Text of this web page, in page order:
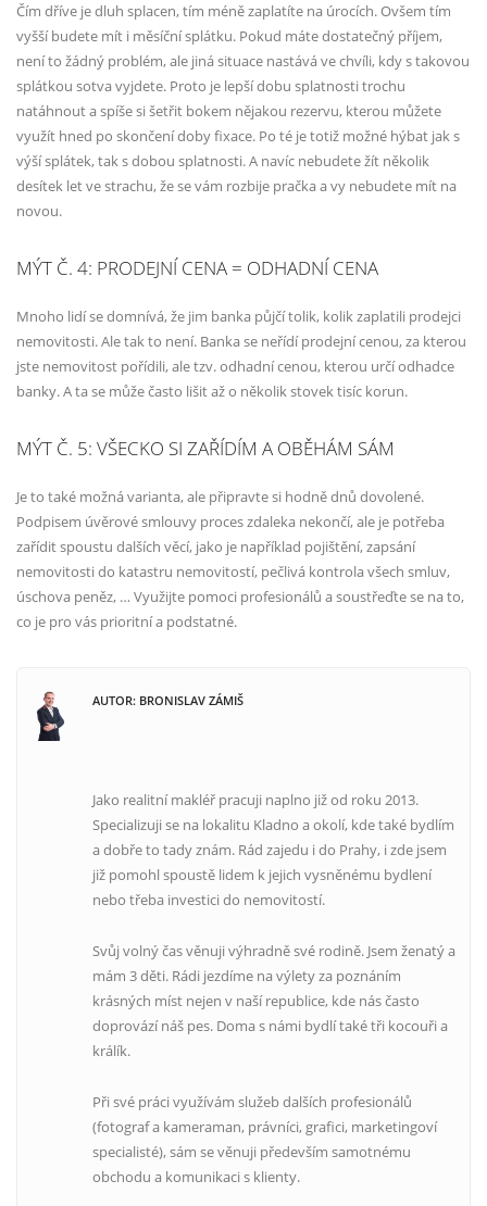
Čím dříve je dluh splacen, tím méně zaplatíte na úrocích. Ovšem tím
vyšší budete mít i měsíční splátku. Pokud máte dostatečný příjem,
není to žádný problém, ale jiná situace nastává ve chvíli, kdy s takovou
splátkou sotva vyjdete. Proto je lepší dobu splatnosti trochu
natáhnout a spíše si šetřit bokem nějakou rezervu, kterou můžete
využít hned po skončení doby fixace. Po té je totiž možné hýbat jak s
výší splátek, tak s dobou splatnosti. A navíc nebudete žít několik
desítek let ve strachu, že se vám rozbije pračka a vy nebudete mít na
novou.
MÝT Č. 4: PRODEJNÍ CENA = ODHADNÍ CENA
Mnoho lidí se domnívá, že jim banka půjčí tolik, kolik zaplatili prodejci
nemovitosti. Ale tak to není. Banka se neřídí prodejní cenou, za kterou
jste nemovitost pořídili, ale tzv. odhadní cenou, kterou určí odhadce
banky. A ta se může často lišit až o několik stovek tisíc korun.
MÝT Č. 5: VŠECKO SI ZAŘÍDÍM A OBĚHÁM SÁM
Je to také možná varianta, ale připravte si hodně dnů dovolené.
Podpisem úvěrové smlouvy proces zdaleka nekončí, ale je potřeba
zařídit spoustu dalších věcí, jako je například pojištění, zapsání
nemovitosti do katastru nemovitostí, pečlivá kontrola všech smluv,
úschova peněz, … Využijte pomoci profesionálů a soustřeďte se na to,
co je pro vás prioritní a podstatné.
AUTOR: BRONISLAV ZÁMIŠ
Jako realitní makléř pracuji naplno již od roku 2013.
Specializuji se na lokalitu Kladno a okolí, kde také bydlím
a dobře to tady znám. Rád zajedu i do Prahy, i zde jsem
již pomohl spoustě lidem k jejich vysněnému bydlení
nebo třeba investici do nemovitostí.
Svůj volný čas věnuji výhradně své rodině. Jsem ženatý a
mám 3 děti. Rádi jezdíme na výlety za poznáním
krásných míst nejen v naší republice, kde nás často
doprovází náš pes. Doma s námi bydlí také tři kocouři a
králík.
Při své práci využívám služeb dalších profesionálů
(fotograf a kameraman, právníci, grafici, marketingoví
specialisté), sám se věnuji především samotnému
obchodu a komunikaci s klienty.